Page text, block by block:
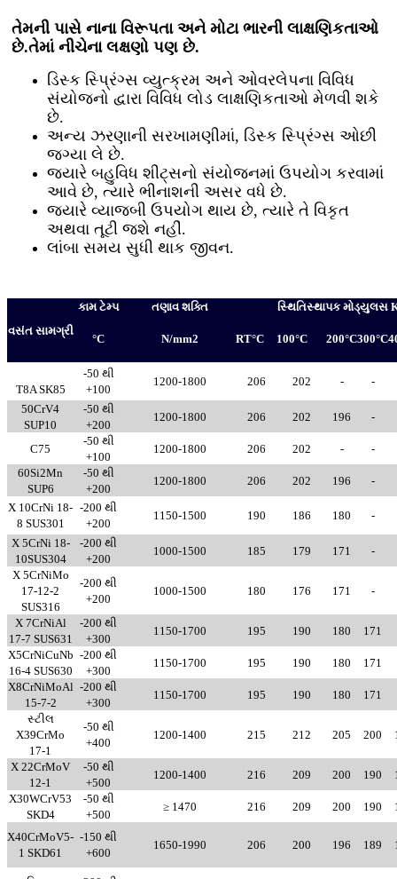
તેમની પાસે નાના વિરૂપતા અને મોટા ભારની લાક્ષણિકતાઓ
છે.તેમાં નીચેના લક્ષણો પણ છે.
ડિસ્ક સ્પ્રિંગ્સ વ્યુત્ક્રમ અને ઓવરલેપના વિવિધ
સંયોજનો દ્વારા વિવિધ લોડ લાક્ષણિકતાઓ મેળવી શકે
છે.
અન્ય ઝરણાની સરખામણીમાં, ડિસ્ક સ્પ્રિંગ્સ ઓછી
જગ્યા લે છે.
જ્યારે બહુવિધ શીટ્સનો સંયોજનમાં ઉપયોગ કરવામાં
આવે છે, ત્યારે ભીનાશની અસર વધે છે.
જ્યારે વ્યાજબી ઉપયોગ થાય છે, ત્યારે તે વિકૃત
અથવા તૂટી જશે નહીં.
લાંબા સમય સુધી થાક જીવન.
વસંત સામગ્રી
કામ ટેમ્પ તણાવ શક્તિ સ્થિતિસ્થાપક મોડ્યુલસ
°C N/mm2 RT°C 100°C 200°C300°C
T8A SK85
-50 થી
+100
1200-1800 206 202 - -
50CrV4
SUP10
-50 થી
+200
1200-1800 206 202 196 -
C75
-50 થી
+100
1200-1800 206 202 -
-
60Si2Mn
SUP6
-50 થી
+200
1200-1800 206 202 196
-
X 10CrNi 18-
8 SUS301
-200 થી
+200
1150-1500 190 186 180 -
X 5CrNi 18-
10SUS304
-200 થી
+200
1000-1500 185 179 171
-
X 5CrNiMo
17-12-2
SUS316
-200 થી
+200
1000-1500 180 176 171 -
X 7CrNiAl
17-7 SUS631
-200 થી
+300
1150-1700 195 190 180
171
X5CrNiCuNb
16-4 SUS630
-200 થી
+300
1150-1700 195 190 180
171
X8CrNiMoAl
15-7-2
-200 થી
+300
1150-1700 195 190 180
171
સ્ટીલ
X39CrMo
17-1
-50 થી
+400
1200-1400 215 212 205 200
X 22CrMoV
12-1
-50 થી
+500
1200-1400 216 209 200 190
X30WCrV53
SKD4
-50 થી
+500
≥ 1470 216 209 200 190
X40CrMoV5-
1 SKD61
-150 થી
+600
1650-1990 206 200 196 189